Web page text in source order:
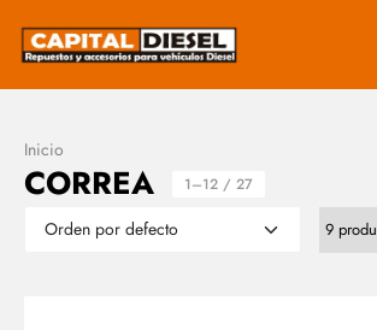
Inicio
CORREA 1–12 / 27